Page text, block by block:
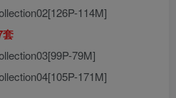
114M]
套
79M]
171M]